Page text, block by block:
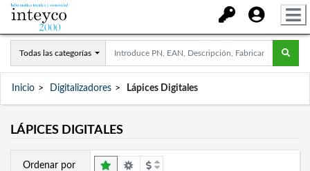
Todas las categorías
Inicio Digitalizadores Lápices Digitales
LÁPICES DIGITALES
Ordenar por